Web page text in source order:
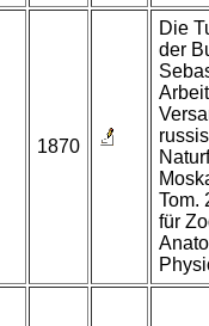
1870
Die
der
Tom.
für